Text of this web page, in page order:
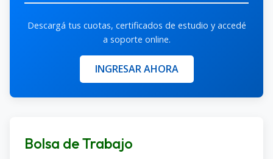
Descargá tus cuotas, certificados de estudio y accedé
a soporte online.
INGRESAR AHORA
Bolsa de Trabajo